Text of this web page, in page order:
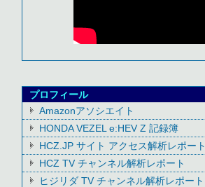
プロフィール
Amazonアソシエイト
HONDA VEZEL e:HEV Z 記録簿
HCZ.JP サイト アクセス解析レポート
HCZ TV チャンネル解析レポート
ヒジリダ TV チャンネル解析レポート